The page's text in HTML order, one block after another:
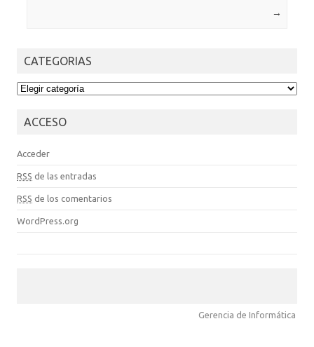
→
CATEGORIAS
CATEGORIAS
ACCESO
Acceder
RSS de las entradas
RSS de los comentarios
WordPress.org
Gerencia de Informática